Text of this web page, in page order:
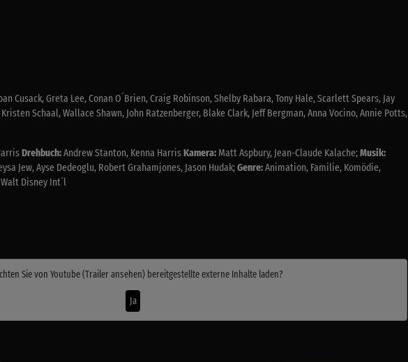
Cusack, Greta Lee, Conan O´Brien, Craig Robinson, Shelby Rabara, Tony Hale, Scarlett Spears, Jay
Schaal, Wallace Shawn, John Ratzenberger, Blake Clark, Jeff Bergman, Anna Vocino, Annie Potts,
Drehbuch:Andrew Stanton, Kenna HarrisKamera: Matt Aspbury, Jean-Claude Kalache;Musik:
Jew, Ayse Dedeoglu, Robert Grahamjones, Jason Hudak;Genre:Animation, Familie, Komödie,
Walt Disney Int´l
Sie von Youtube (Trailer ansehen)bereitgestellte externe Inhalte laden?
Ja